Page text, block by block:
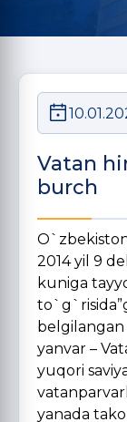
Vatan
burch
2014 yil 9
kuniga
belgilangan
yanvar –
yuqori
yanada